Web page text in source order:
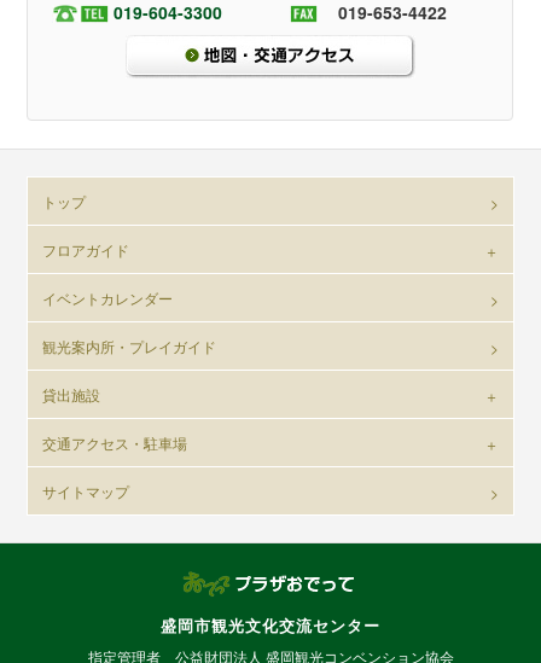
019-604-3300
019-653-4422
トップ
フロアガイド
イベントカレンダー
観光案内所・プレイガイド
貸出施設
交通アクセス・駐車場
サイトマップ
盛岡市観光文化交流センター
指定管理者 公益財団法人 盛岡観光コンベンション協会